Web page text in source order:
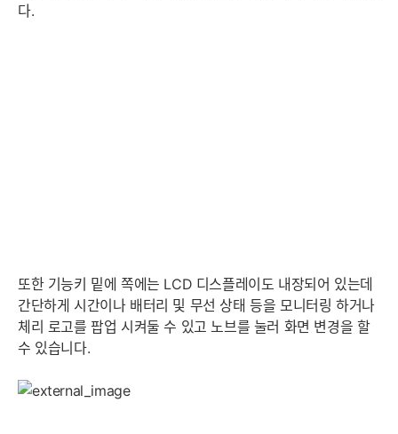
다.
또한 기능키 밑에 쪽에는 LCD 디스플레이도 내장되어 있는데
간단하게 시간이나 배터리 및 무선 상태 등을 모니터링 하거나
체리 로고를 팝업 시켜둘 수 있고 노브를 눌러 화면 변경을 할
수 있습니다.